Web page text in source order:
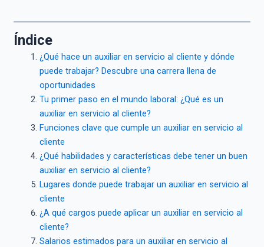
Índice
¿Qué hace un auxiliar en servicio al cliente y dónde
puede trabajar? Descubre una carrera llena de
oportunidades
Tu primer paso en el mundo laboral: ¿Qué es un
auxiliar en servicio al cliente?
Funciones clave que cumple un auxiliar en servicio al
cliente
¿Qué habilidades y características debe tener un buen
auxiliar en servicio al cliente?
Lugares donde puede trabajar un auxiliar en servicio al
cliente
¿A qué cargos puede aplicar un auxiliar en servicio al
cliente?
Salarios estimados para un auxiliar en servicio al